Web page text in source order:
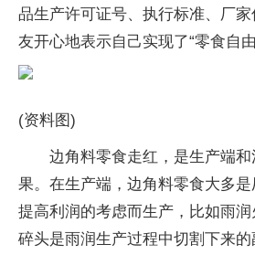
品生产许可证号、执行标准、厂
友开心地表示自己实现了“零食自由
(资料图)
边角料零食走红，是生产端
果。在生产端，边角料零食大多是
提高利润的考虑而生产，比如雨
碎头是雨润生产过程中切割下来